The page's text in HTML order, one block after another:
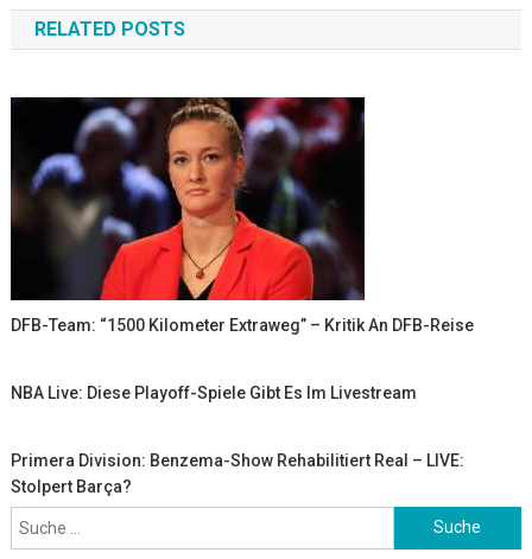
RELATED POSTS
DFB-Team: “1500 Kilometer Extraweg” – Kritik An DFB-Reise
NBA Live: Diese Playoff-Spiele Gibt Es Im Livestream
Primera Division: Benzema-Show Rehabilitiert Real – LIVE:
Stolpert Barça?
Suche
nach: